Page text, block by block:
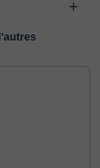
avec de
blanc virtuel ou le
la classe virtuelle
virtuel. Vous avez
un e-mail pour